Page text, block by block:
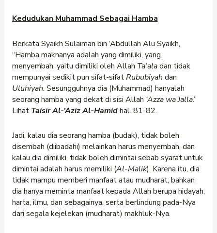
Kedudukan Muhammad Sebagai Hamba
Berkata Syaikh Sulaiman bin ‘Abdullah Alu Syaikh,
“Hamba maknanya adalah yang dimiliki, yang
menyembah, yaitu dimiliki oleh Allah Ta’aladan tidak
mempunyai sedikit pun sifat-sifatRububiyah dan
Uluhiyah. Sesungguhnya dia (Muhammad) hanyalah
seorang hamba yang dekat di sisi Allah ‘Azza wa Jalla.”
Lihat Taisir Al-’Aziz Al-Hamidhal. 81-82.
Jadi, kalau dia seorang hamba (budak), tidak boleh
disembah (diibadahi) melainkan harus menyembah, dan
kalau dia dimiliki, tidak boleh dimintai sebab syarat untuk
dimintai adalah harus memiliki (Al-Malik). Karena itu, dia
tidak mampu memberi manfaat atau mudharat, bahkan
dia hanya meminta manfaat kepada Allah berupa hidayah,
harta, ilmu, dan sebagainya, serta berlindung pada-Nya
dari segala kejelekan (mudharat) makhluk-Nya.